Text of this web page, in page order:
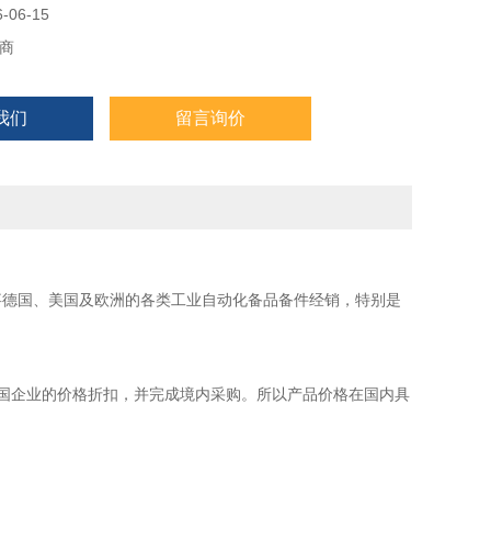
有限公司优势供应FIREYE火焰监 控 器，FIREYE燃烧控制
检测器，FIREYE火焰监 控 器，FIREYE燃烧控制器，
06-15
们 留言询价
国、美国及欧洲的各类工业自动化备品备件经销，特别是
的价格折扣，并完成境内采购。所以产品价格在国内具